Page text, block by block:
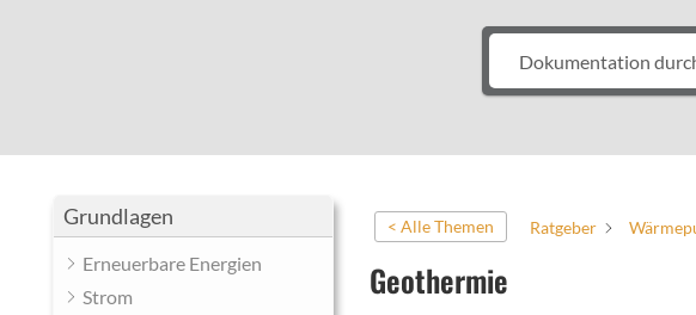
Grundlagen
Erneuerbare Energien
Strom
< Alle Themen Ratgeber
Geothermie